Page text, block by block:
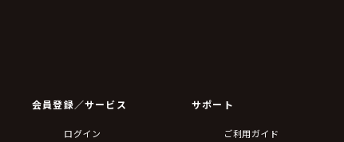
会員登録／サービス
ログイン
サポート
ご利用ガイド